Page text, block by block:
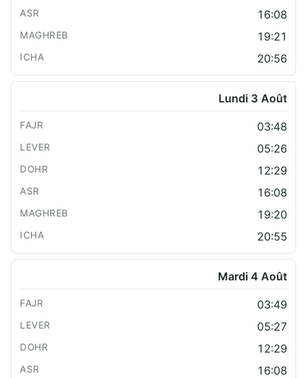
16:08
19:21
20:56
Lundi 3 Août
03:48
05:26
12:29
16:08
19:20
20:55
Mardi 4 Août
03:49
05:27
12:29
16:08